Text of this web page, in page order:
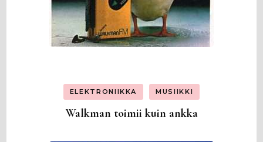
ELEKTRONIIKKA MUSIIKKI
Walkman toimii kuin ankka